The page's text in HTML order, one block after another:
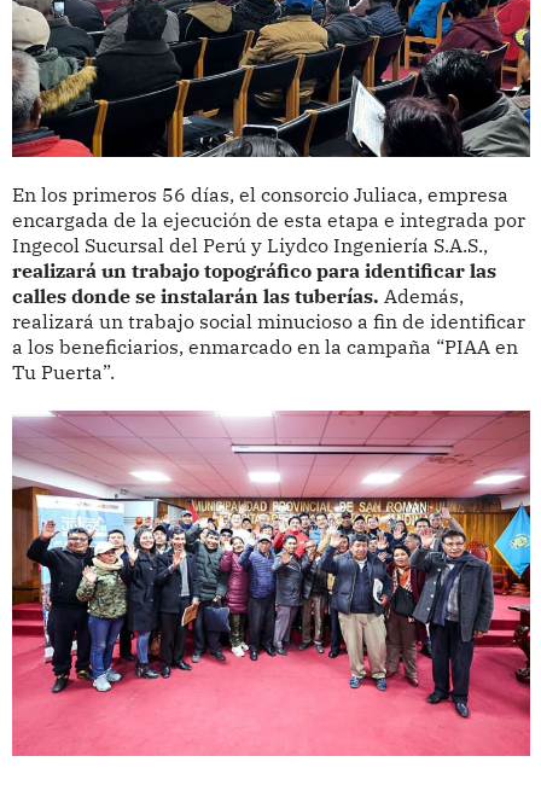
En los primeros 56 días, el consorcio Juliaca, empresa
encargada de la ejecución de esta etapa e integrada por
Ingecol Sucursal del Perú y Liydco Ingeniería S.A.S.,
realizará un trabajo topográfico para identificar las
calles donde se instalarán las tuberías. Además,
realizará un trabajo social minucioso a fin de identificar
a los beneficiarios, enmarcado en la campaña “PIAA en
Tu Puerta”.